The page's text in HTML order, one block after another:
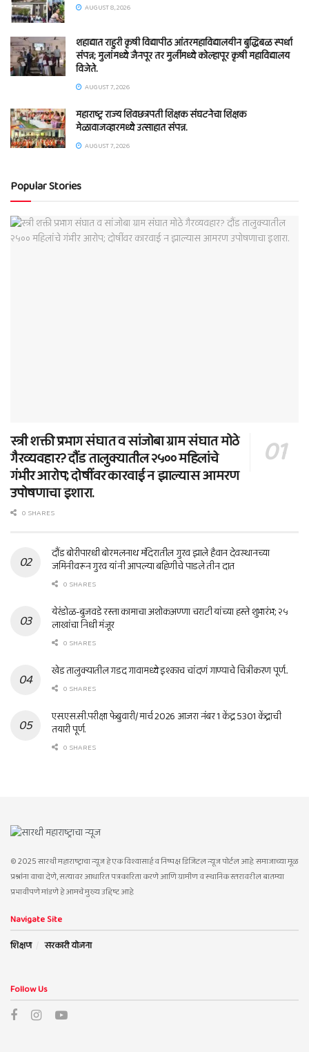
AUGUST 8, 2026
शहाद्यात राहुरी कृषी विद्यापीठ आंतरमहाविद्यालयीन बुद्धिबळ स्पर्धा
संपन्न; मुलांमध्ये जैनपूर तर मुलींमध्ये कोल्हापूर कृषी महाविद्यालय
विजेते.
AUGUST 7, 2026
महाराष्ट्र राज्य शिवछत्रपती शिक्षक संघटनेचा शिक्षक
मेळावाजव्हारमध्ये उत्साहात संपन्न.
AUGUST 7, 2026
Popular Stories
स्त्री शक्ती प्रभाग संघात व सांजोबा ग्राम संघात मोठे
गैरव्यवहार? दौंड तालुक्यातील २५०० महिलांचे
गंभीर आरोप; दोषींवर कारवाई न झाल्यास आमरण
उपोषणाचा इशारा.
0 SHARES
दौंड बोरीपारधी बोरमलनाथ मंदिरातील गुरव झाले हैवान देवस्थानच्या
जमिनीवरून गुरव यांनी आपल्या बहिणीचे पाडले तीन दात
0 SHARES
येरंडोळ-बुजवडे रस्ता कामाचा अशोकअण्णा चराटी यांच्या हस्ते शुभारंभ; २५
लाखांचा निधी मंजूर
0 SHARES
खेड तालुक्यातील गडद गावामध्ये इश्काच चांदणं गाण्याचे चित्रीकरण पूर्ण..
0 SHARES
एस.एस.सी.परीक्षा फेब्रुवारी/ मार्च 2026 आजरा नंबर 1 केंद्र 5301 केंद्राची
तयारी पूर्ण.
0 SHARES
© 2025 सारथी महाराष्ट्राचा न्यूज हे एक विश्वासार्ह व निष्पक्ष डिजिटल न्यूज पोर्टल आहे. समाजाच्या मूळ
प्रश्नांना वाचा देणे, सत्यावर आधारित पत्रकारिता करणे आणि ग्रामीण व स्थानिक स्तरावरील बातम्या
प्रभावीपणे मांडणे हे आमचे मुख्य उद्दिष्ट आहे.
Navigate Site
शिक्षण
सरकारी योजना
Follow Us